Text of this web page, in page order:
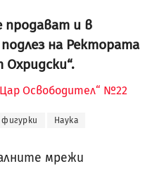
продават и в
на Ректората
Освободител“ №22
Наука
мрежи